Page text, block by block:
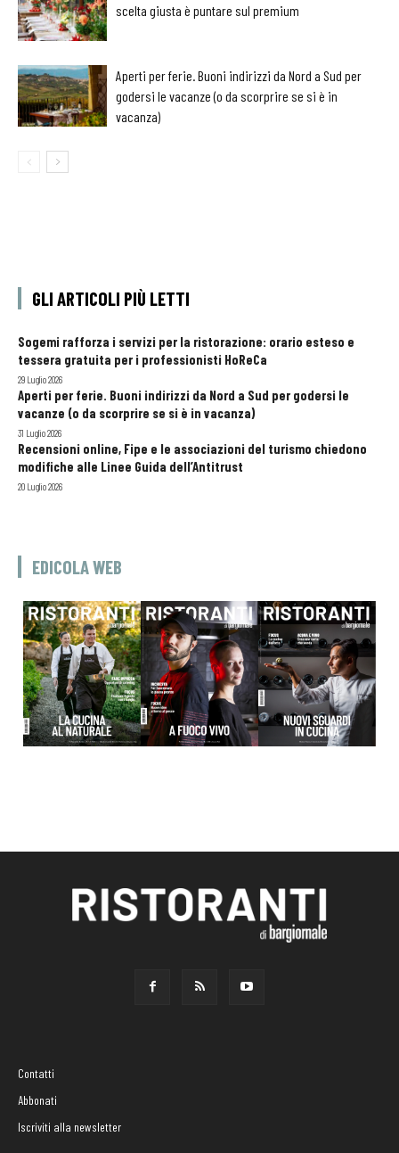
scelta giusta è puntare sul premium
Aperti per ferie. Buoni indirizzi da Nord a Sud per
godersi le vacanze (o da scorprire se si è in
vacanza)
GLI ARTICOLI PIÙ LETTI
Sogemi rafforza i servizi per la ristorazione: orario esteso e
tessera gratuita per i professionisti HoReCa
29 Luglio 2026
Aperti per ferie. Buoni indirizzi da Nord a Sud per godersi le
vacanze (o da scorprire se si è in vacanza)
31 Luglio 2026
Recensioni online, Fipe e le associazioni del turismo chiedono
modifiche alle Linee Guida dell’Antitrust
20 Luglio 2026
EDICOLA WEB
Contatti
Abbonati
Iscriviti alla newsletter